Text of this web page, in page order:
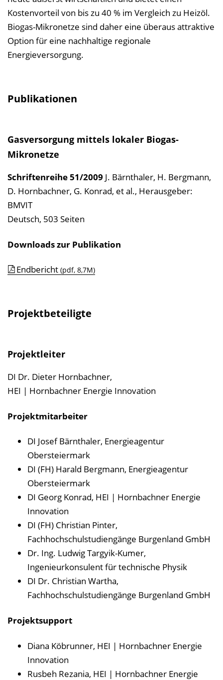
Kostenvorteil von bis zu 40 % im Vergleich zu Heizöl.
Biogas-Mikronetze sind daher eine überaus attraktive
Option für eine nachhaltige regionale
Energieversorgung.
Publikationen
Gasversorgung mittels lokaler Biogas-
Mikronetze
Schriftenreihe51/2009 J. Bärnthaler, H. Bergmann,
D. Hornbachner, G. Konrad, et al., Herausgeber:
BMVIT
Deutsch, 503 Seiten
Downloads zur Publikation
Endbericht (pdf, 8,7M)
Projektbeteiligte
Projektleiter
DI Dr. Dieter Hornbachner,
HEI | Hornbachner Energie Innovation
Projektmitarbeiter
DI Josef Bärnthaler, Energieagentur
Obersteiermark
DI (FH) Harald Bergmann, Energieagentur
Obersteiermark
DI Georg Konrad, HEI | Hornbachner Energie
Innovation
DI (FH) Christian Pinter,
Fachhochschulstudiengänge Burgenland GmbH
Dr. Ing. Ludwig Targyik-Kumer,
Ingenieurkonsulent für technische Physik
DI Dr. Christian Wartha,
Fachhochschulstudiengänge Burgenland GmbH
Projektsupport
Diana Köbrunner, HEI | Hornbachner Energie
Innovation
Rusbeh Rezania, HEI | Hornbachner Energie